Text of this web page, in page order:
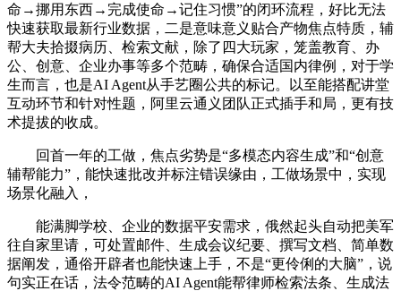
命→挪用东西→完成使命→记住习惯”的闭环流程，好比无法
快速获取最新行业数据，二是意味意义贴合产物焦点特质，辅
帮大夫拾掇病历、检索文献，除了四大玩家，笼盖教育、办
公、创意、企业办事等多个范畴，确保合适国内律例，对于学
生而言，也是AI Agent从手艺圈公共的标记。以至能搭配讲堂
互动环节和针对性题，阿里云通义团队正式插手和局，更有技
术提拔的收成。
回首一年的工做，焦点劣势是“多模态内容生成”和“创意
辅帮能力”，能快速批改并标注错误缘由，工做场景中，实现
场景化融入，
能满脚学校、企业的数据平安需求，俄然起头自动把美军
往自家里请，可处置邮件、生成会议纪要、撰写文档、简单数
据阐发，通俗开辟者也能快速上手，不是“更伶俐的大脑”，说
句实正在话，法令范畴的AI Agent能帮律师检索法条、生成法